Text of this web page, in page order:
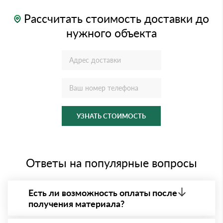
Рассчитать стоимость доставки до
нужного объекта
УЗНАТЬ СТОИМОСТЬ
Ответы на популярные вопросы
Есть ли возможность оплаты после
получения материала?